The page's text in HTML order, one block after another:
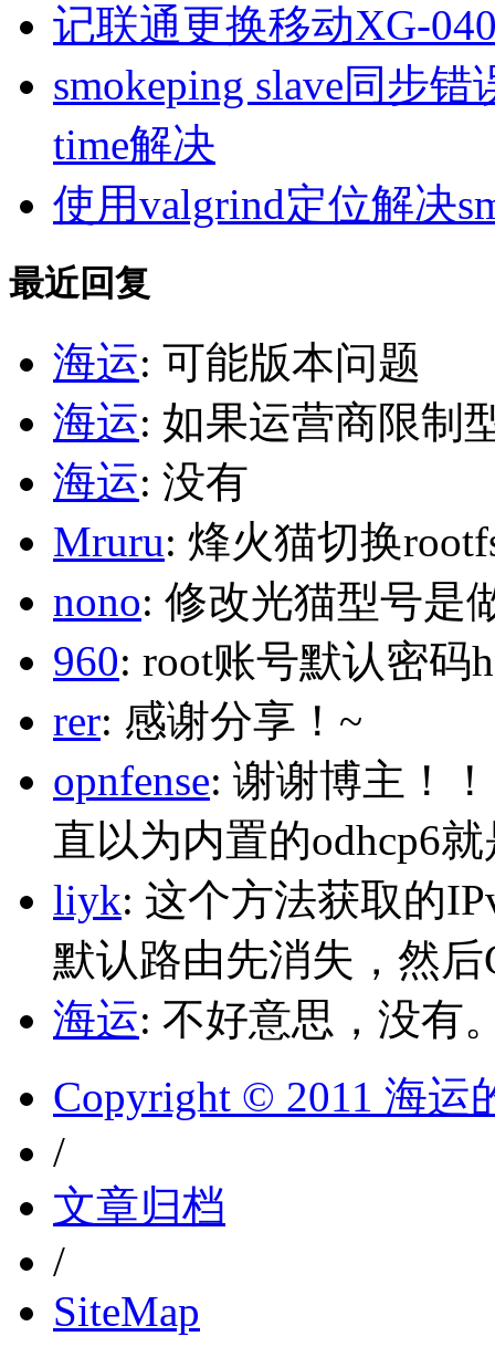
记联通更换移动XG-
smokeping slave同步错
time解决
使用valgrind定位解决
最近回复
海运: 可能版本问题
海运: 如果运营商限制
海运: 没有
Mruru: 烽火猫切换
nono: 修改光猫型号是
960: root账号默认密码
rer: 感谢分享！~
opnfense: 谢谢博主！
直以为内置的odhcp6
liyk: 这个方法获取的
默认路由先消失，然
海运: 不好意思，没有
Copyright © 2011 海运
/
文章归档
/
SiteMap